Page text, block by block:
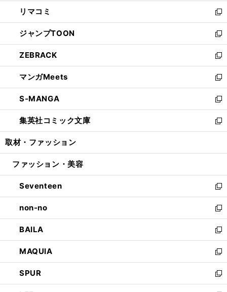
で
開
く
ド
ウ
で
開
く
ウ
ィ
ン
ド
ウ
で
開
く
し
い
ウ
ィ
ン
ド
ウ
で
開
く
リマコミ
新
し
い
ウ
ィ
ン
ド
ウ
で
開
く
ジャンプTOON
新
し
い
ウ
ィ
ン
ド
ウ
で
開
ZEBRACK
新
し
い
ウ
ィ
ン
ド
ウ
開
マンガMeets
新
し
い
ウ
ィ
ン
ウ
開
く
S-MANGA
新
し
い
ウ
ン
ウ
で
開
く
集英社コミック文庫
新
し
ウ
ン
ド
ウ
で
開
く
取材・ファッション
ファッション・美容
Seventeen
新
し
い
ウ
ィ
ン
ド
ウ
で
開
non-no
新
し
い
ウ
ィ
ン
ド
ウ
BAILA
新
し
い
ウ
ィ
ン
MAQUIA
新
し
い
ウ
SPUR
新
し